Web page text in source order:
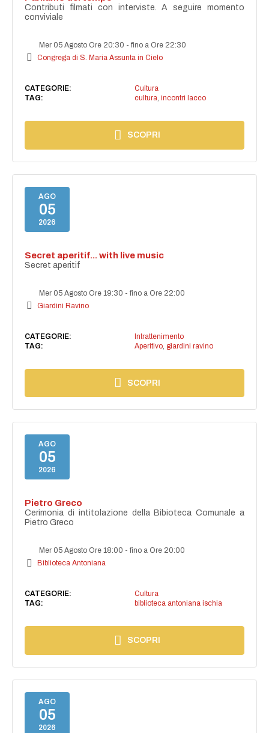
Contributi filmati con interviste. A seguire momento
conviviale
Mer 05 Agosto Ore 20:30 -fino a Ore 22:30
Congrega di S. Maria Assunta in Cielo
CATEGORIE:
Cultura
TAG:
cultura incontri lacco
SCOPRI
AGO
05
2026
Secret aperitif... with live music
Secret aperitif
Mer 05 Agosto Ore 19:30 -fino a Ore 22:00
Giardini Ravino
CATEGORIE:
Intrattenimento
TAG:
Aperitivo, giardini ravino
SCOPRI
AGO
05
2026
Pietro Greco
Cerimonia di intitolazione della Bibioteca Comunale a
Pietro Greco
Mer 05 Agosto Ore 18:00 -fino a Ore 20:00
Biblioteca Antoniana
CATEGORIE:
Cultura
TAG:
biblioteca antoniana ischia
SCOPRI
AGO
05
2026